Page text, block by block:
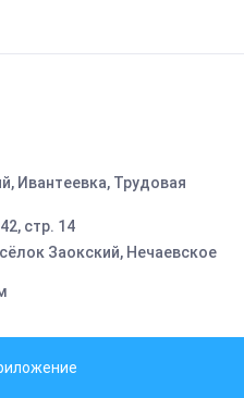
Ивантеевка, Трудовая
стр. 14
Заокский, Нечаевское